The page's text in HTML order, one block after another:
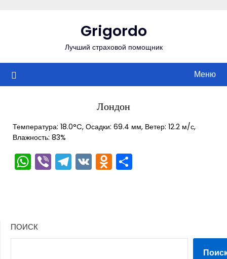
Grigordo
Лучший страховой помощник
Меню
Лондон
Температура: 18.0°C, Осадки: 69.4 мм, Ветер: 12.2 м/с,
Влажность: 83%
WhatsApp
ViberTelegram
VKOdnoklassniki
ПОИСК